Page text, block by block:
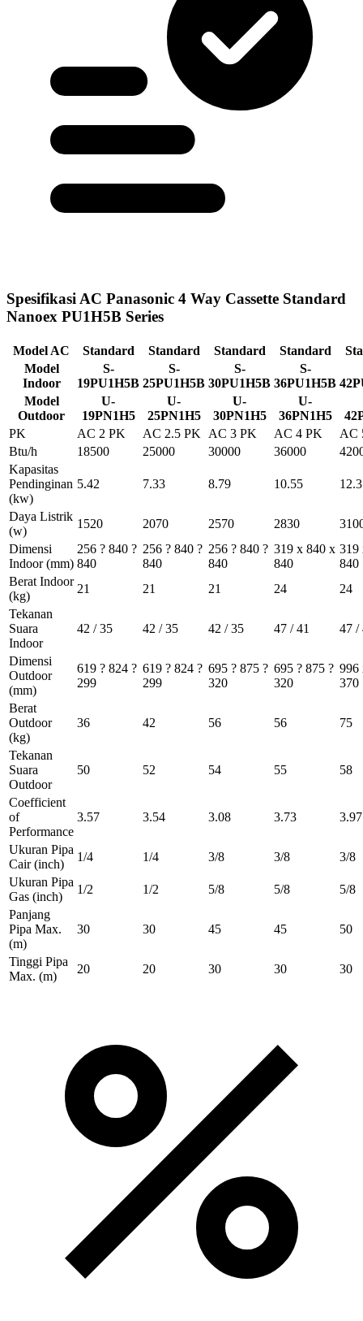
Spesifikasi AC Panasonic 4 Way Cassette Standard
Nanoex PU1H5B Series
Model AC Standard Standard Standard Standard
Model
Indoor
S-
19PU1H5B
S-
25PU1H5B
S-
30PU1H5B
S-
36PU1H5B
Model
Outdoor
U-
19PN1H5
U-
25PN1H5
U-
30PN1H5
U-
36PN1H5
PK
AC 2 PK AC 2.5 PK AC 3 PK AC 4 PK
AC
Btu/h
18500 25000 30000 36000
Kapasitas
Pendinginan
(kw)
5.42 7.33 8.79 10.55
Daya Listrik
(w)
1520 2070 2570 2830
Dimensi
Indoor(mm)
256 ? 840 ?
840
256 ? 840 ?
840
256 ? 840 ?
840
319 x 840 x
840
319
840
Berat Indoor
(kg)
21 21 21 24
24
Tekanan
Suara
Indoor
42 / 35 42 / 35 42 / 35 47 / 41 47 /
Dimensi
Outdoor
(mm)
619 ? 824 ?
299
619 ? 824 ?
299
695 ? 875 ?
320
695 ? 875 ?
320
996
370
Berat
Outdoor
(kg)
36 42 56 56 75
Tekanan
Suara
Outdoor
50 52 54 55 58
Coefficient
of
Performance
3.57 3.54 3.08 3.73 3.97
Ukuran Pipa
Cair(inch)
1/4 1/4 3/8 3/8
3/8
Ukuran Pipa
Gas (inch)
1/2 1/2 5/8 5/8
5/8
Panjang
Pipa Max.
(m)
30 30 45 45 50
Tinggi Pipa
Max. (m)
20 20 30 30 30